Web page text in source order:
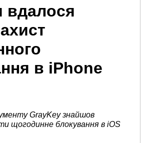
вдалося
в iPhone
GrayKey знайшов
щогодинне блокування в iOS